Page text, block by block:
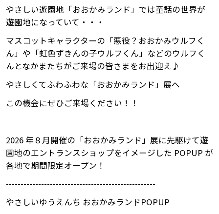
やさしい遊園地「おおかみランド」では童話の世界が
遊園地になっていて・・・
マスコットキャラクターの「悪役？おおかみウルフく
ん」や「虹色ずきんの子ウルフくん」などのウルフく
んとなかまたちがご来場の皆さまをお出迎え♪
やさしくてふわふわな「おおかみランド」展へ
この機会にぜひご来場ください！！
2026 年８月開催の「おおかみランド」展に先駆けて遊
園地のエントランスショップをイメージした POPUP が
各地で期間限定オープン！
---------------------------------------------------
やさしいゆうえんち おおかみランドPOPUP